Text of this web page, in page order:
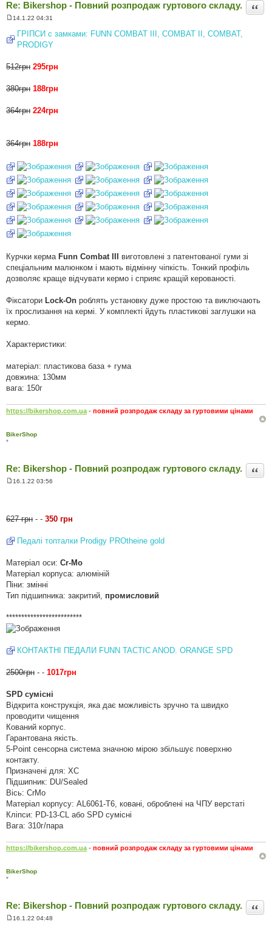
Re: Bikershop - Повний розпродаж гуртового складу.
в
і
м
н
14.1.22 04:31
ГРІПСИ с замками: FUNN COMBAT III, COMBAT II, COMBAT,
PRODIGY
512грн 295грн
380грн 188грн
364грн 224грн
364грн 188грн
Курчки керма Funn Combat III
виготовлені з патентованої гуми зі
спеціальним малюнком і мають відмінну чіпкість. Тонкий профіль
дозволяє краще відчувати кермо і сприяє кращій керованості.
Фіксатори Lock-On роблять установку дуже простою та виключають
їх прослизання на кермі. У комплекті йдуть пластикові заглушки на
кермо.
Характеристики:
матеріал: пластикова база + гума
довжина: 130мм
вага: 150г
https://bikershop.com.ua - повний розпродаж складу за гуртовими цінами
BikerShop
*
Re: Bikershop - Повний розпродаж гуртового складу.
д
о
л
е
я
16.1.22 03:56
627 грн - - 350 грн
Педалі топталки Prodigy PROtheine gold
Матеріал оси: Cr-Mo
Матеріал корпуса: алюміній
Піни: змінні
Тип підшипника: закритий, промисловий
*************************
КОНТАКТНІ ПЕДАЛИ FUNN TACTIC ANOD. ORANGE SPD
2500грн - - 1017грн
SPD сумісні
Відкрита конструкція, яка дає можливість зручно та швидко
проводити чищення
Кований корпус.
Гарантована якість.
5-Point сенсорна система значною мірою збільшує поверхню
контакту.
Призначені для: XC
Підшипник: DU/Sealed
Вісь: CrMo
Матеріал корпусу: AL6061-T6, ковані, оброблені на ЧПУ верстаті
Кліпси: PD-13-CL або SPD сумісні
Вага: 310г/пара
https://bikershop.com.ua - повний розпродаж складу за гуртовими цінами
BikerShop
*
Re: Bikershop - Повний розпродаж гуртового складу.
16.1.22 04:48